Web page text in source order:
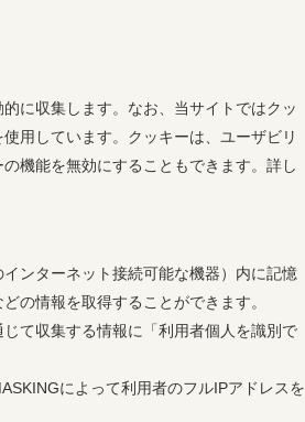
に収集します。なお、当サイトではクッ
用しています。クッキーは、ユーザビリ
機能を無効にすることもできます。詳し
ンターネット接続可能な機器）内に記憶
の情報を取得することができます。
て収集する情報に「利用者個人を識別で
によって利用者のフルIPアドレスを